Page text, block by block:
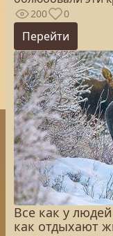
200 0
Перейти
Все как у
как отдыхают